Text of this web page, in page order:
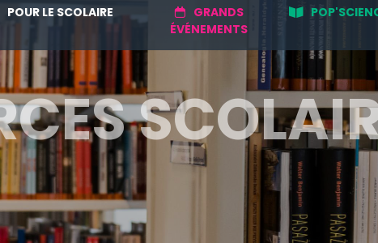
POUR LE SCOLAIRE
GRANDS
ÉVÉNEMENTS